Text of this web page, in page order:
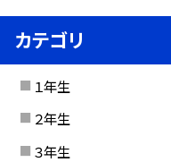
カテゴリ
１年生
２年生
３年生